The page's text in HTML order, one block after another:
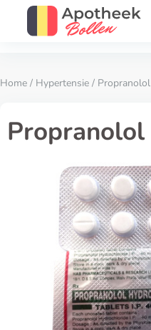
Home / Hypertensie / Propranolol
Propranolol